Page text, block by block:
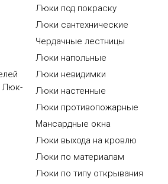
Люк-
Люки под покраску
Люки сантехнические
Чердачные лестницы
Люки напольные
Люки невидимки
Люки настенные
Люки противопожарные
Мансардные окна
Люки выхода на кровлю
Люки по материалам
Люки по типу открывания